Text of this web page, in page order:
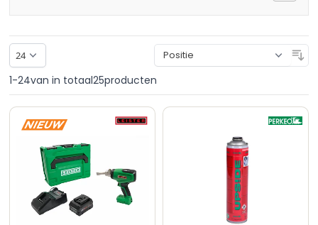
1-24van in totaal25producten